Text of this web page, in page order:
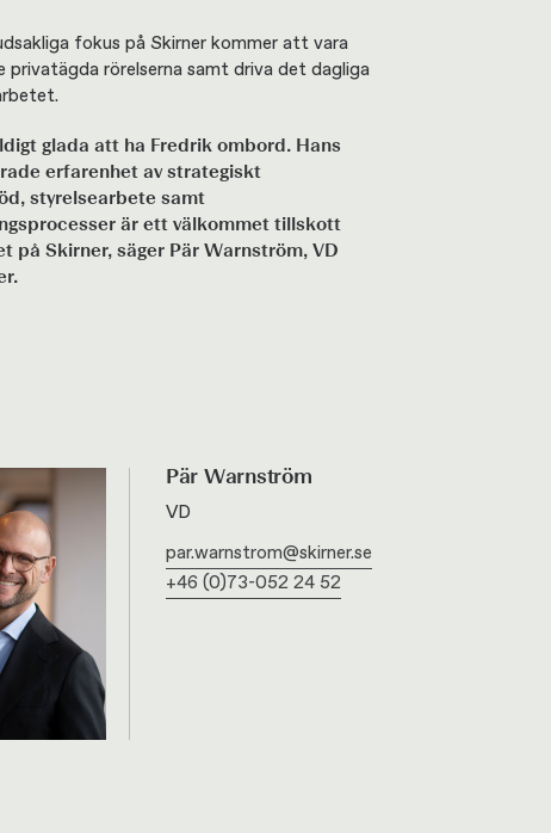
fokus på Skirner kommer att vara
rörelserna samt driva det dagliga
glada att ha Fredrik ombord. Hans
erfarenhet av strategiskt
styrelsearbete samt
är ett välkommet tillskott
på Skirner, säger Pär Warnström, VD
Pär Warnström
VD
par.warnstrom@skirner.se
+46 (0)73-052 24 52